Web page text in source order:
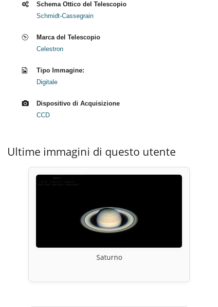
Schema Ottico del Telescopio
Schmidt-Cassegrain
Marca del Telescopio
Celestron
Tipo Immagine:
Digitale
Dispositivo di Acquisizione
CCD
Ultime immagini di questo utente
Saturno